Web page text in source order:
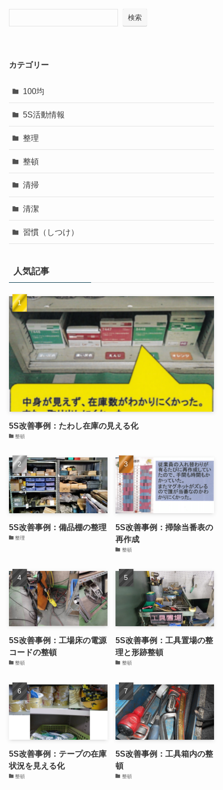
検索
カテゴリー
100均
5S活動情報
整頓
清掃
清潔
習慣（しつけ）
人気記事
5S改善事例：たわし在庫の見える化
5S改善事例：備品棚の整理
整理
5S改善事例：掃除当番表の
再作成
5S改善事例：工場床の電源
コードの整頓
5S改善事例：工具置場の整
理と形跡整頓